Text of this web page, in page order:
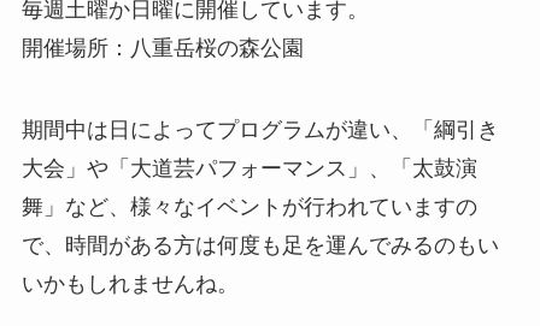
毎週土曜か日曜に開催しています。
開催場所：八重岳桜の森公園
期間中は日によってプログラムが違い、「綱引き
大会」や「大道芸パフォーマンス」、「太鼓演
舞」など、様々なイベントが行われていますの
で、時間がある方は何度も足を運んでみるのもい
いかもしれませんね。